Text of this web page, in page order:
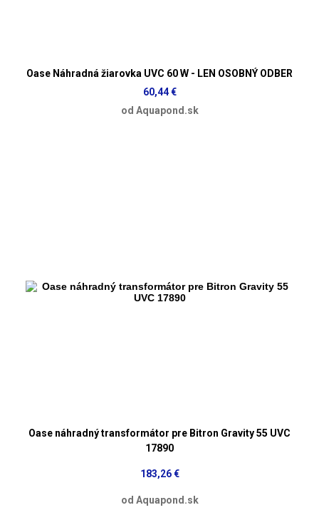
Oase Náhradná žiarovka UVC 60 W - LEN OSOBNÝ ODBER
60,44 €
od Aquapond.sk
Oase náhradný transformátor pre Bitron Gravity 55 UVC
17890
183,26 €
od Aquapond.sk